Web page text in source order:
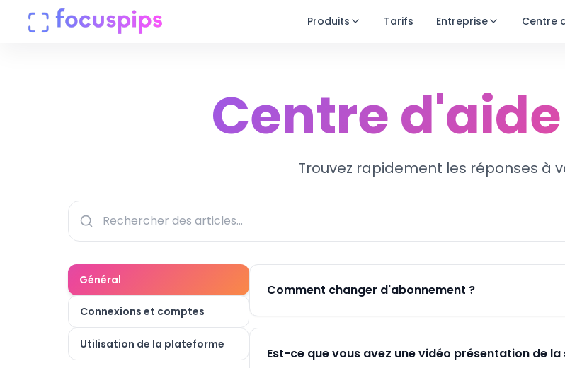
Produits Tarifs Entreprise Centre
Connexion
Centre d'aide
Trouvez rapidement les réponses à
Général
Connexions et comptes
Utilisation de la plateforme
Comment changer d'abonnement ?
Est-ce que vous avez une vidéo présentation de la